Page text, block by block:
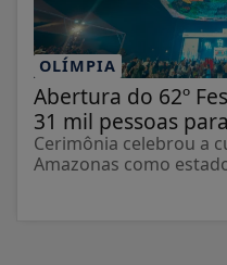
OLÍMPIA
Abertura do 62º
31 mil pessoas
Cerimônia celebrou a
Amazonas como